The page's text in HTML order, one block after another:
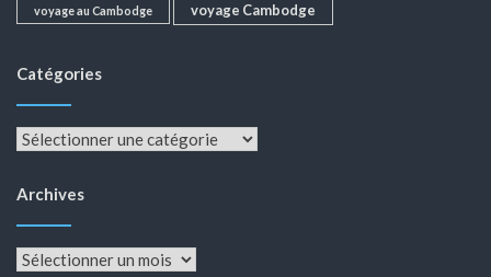
voyage au Cambodge voyage Cambodge
Catégories
Catégories
Archives
Archives